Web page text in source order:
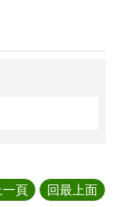
一頁 回最上面